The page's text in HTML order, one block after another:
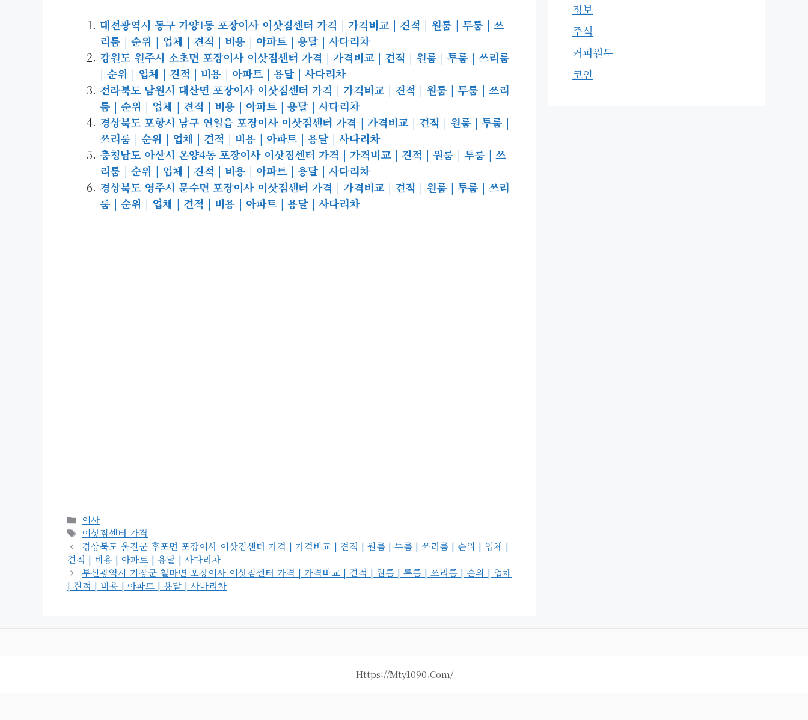
대전광역시 동구 가양1동 포장이사 이삿짐센터 가격 | 가격비교 | 견적 | 원룸 | 투룸 | 쓰
리룸 | 순위 | 업체 | 견적 | 비용 | 아파트 | 용달 | 사다리차
강원도 원주시 소초면 포장이사 이삿짐센터 가격 | 가격비교 | 견적 | 원룸 | 투룸 | 쓰리룸
| 순위 | 업체 | 견적 | 비용 | 아파트 | 용달 | 사다리차
전라북도 남원시 대산면 포장이사 이삿짐센터 가격 | 가격비교 | 견적 | 원룸 | 투룸 | 쓰리
룸 | 순위 | 업체 | 견적 | 비용 | 아파트 | 용달 | 사다리차
경상북도 포항시 남구 연일읍 포장이사 이삿짐센터 가격 | 가격비교 | 견적 | 원룸 | 투룸 |
쓰리룸 | 순위 | 업체 | 견적 | 비용 | 아파트 | 용달 | 사다리차
충청남도 아산시 온양4동 포장이사 이삿짐센터 가격 | 가격비교 | 견적 | 원룸 | 투룸 | 쓰
리룸 | 순위 | 업체 | 견적 | 비용 | 아파트 | 용달 | 사다리차
경상북도 영주시 문수면 포장이사 이삿짐센터 가격 | 가격비교 | 견적 | 원룸 | 투룸 | 쓰리
룸 | 순위 | 업체 | 견적 | 비용 | 아파트 | 용달 | 사다리차
카
테
고
리
이사
태
그
이삿짐센터 가격
경상북도 울진군 후포면 포장이사 이삿짐센터 가격 | 가격비교 | 견적 | 원룸 | 투룸 | 쓰리룸 | 순위 | 업체 |
견적 | 비용 | 아파트 | 용달 | 사다리차
부산광역시 기장군 철마면 포장이사 이삿짐센터 가격 | 가격비교 | 견적 | 원룸 | 투룸 | 쓰리룸 | 순위 | 업체
| 견적 | 비용 | 아파트 | 용달 | 사다리차
정보
주식
커피원두
코인
Https://mty1090.com/